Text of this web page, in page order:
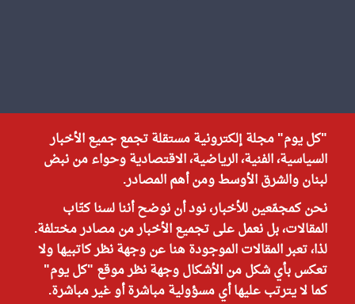
"كل يوم" مجلة إلكترونية مستقلة تجمع جميع الأخبار
السياسية، الفنية، الرياضية، الاقتصادية وحواء من نبض
لبنان والشرق الأوسط ومن أهم المصادر.
نحن كمجمّعين للأخبار، نود أن نوضح أننا لسنا كتّاب
المقالات، بل نعمل على تجميع الأخبار من مصادر مختلفة.
لذا، تعبر المقالات الموجودة هنا عن وجهة نظر كاتبيها ولا
تعكس بأي شكل من الأشكال وجهة نظر موقع "كل يوم"
كما لا يترتب عليها أي مسؤولية مباشرة أو غير مباشرة.